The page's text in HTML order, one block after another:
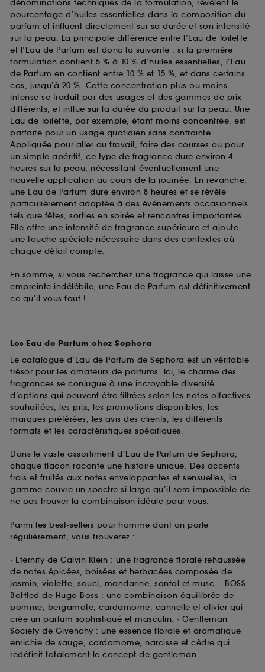
dénominations techniques de la formulation, révèlent le
pourcentage d’huiles essentielles dans la composition du
parfum et influent directement sur sa durée et son intensité
sur la peau. La principale différence entre l’Eau de Toilette
et l’Eau de Parfum est donc la suivante : si la première
formulation contient 5 % à 10 % d’huiles essentielles, l’Eau
de Parfum en contient entre 10 % et 15 %, et dans certains
cas, jusqu’à 20 %. Cette concentration plus ou moins
intense se traduit par des usages et des gammes de prix
différents, et influe sur la durée du produit sur la peau. Une
Eau de Toilette, par exemple, étant moins concentrée, est
parfaite pour un usage quotidien sans contrainte.
Appliquée pour aller au travail, faire des courses ou pour
un simple apéritif, ce type de fragrance dure environ 4
heures sur la peau, nécessitant éventuellement une
nouvelle application au cours de la journée. En revanche,
une Eau de Parfum dure environ 8 heures et se révèle
particulièrement adaptée à des événements occasionnels
tels que fêtes, sorties en soirée et rencontres importantes.
Elle offre une intensité de fragrance supérieure et ajoute
une touche spéciale nécessaire dans des contextes où
chaque détail compte.
En somme, si vous recherchez une fragrance qui laisse une
empreinte indélébile, une Eau de Parfum est définitivement
ce qu’il vous faut !
Les Eau de Parfum chez Sephora
Le catalogue d’Eau de Parfum de Sephora est un véritable
trésor pour les amateurs de parfums. Ici, le charme des
fragrances se conjugue à une incroyable diversité
d’options qui peuvent être filtrées selon les notes olfactives
souhaitées, les prix, les promotions disponibles, les
marques préférées, les avis des clients, les différents
formats et les caractéristiques spécifiques.
Dans le vaste assortiment d’Eau de Parfum de Sephora,
chaque flacon raconte une histoire unique. Des accents
frais et fruités aux notes enveloppantes et sensuelles, la
gamme couvre un spectre si large qu’il sera impossible de
ne pas trouver la combinaison idéale pour vous.
Parmi les best-sellers pour homme dont on parle
régulièrement, vous trouverez :
· Eternity de Calvin Klein : une fragrance florale rehaussée
de notes épicées, boisées et herbacées composée de
jasmin, violette, souci, mandarine, santal et musc. · BOSS
Bottled de Hugo Boss : une combinaison équilibrée de
pomme, bergamote, cardamome, cannelle et olivier qui
crée un parfum sophistiqué et masculin. · Gentleman
Society de Givenchy : une essence florale et aromatique
enrichie de sauge, cardamome, narcisse et cèdre qui
redéfinit totalement le concept de gentleman.
certaines fonctionnalités du site, tel que les
cookies d’authentification qui sont utilisés afin de
vous faire bénéficier de l’authentification
prolongée vous permettant d’accéder à votre
compte lors de votre prochaine visite sur le site
sans saisir à nouveau votre identifiant et mot de
passe.
A l'exception des cookies techniques, le dépôt et la
lecture de ces traceurs requiert votre accord. Vous
pouvez personnaliser vos choix concernant le dépôt
de ces cookies grâce au bouton "personnaliser mes
choix" ci-dessous ou décider de "tout accepter".
Sephora pourra associer les informations de
navigation collectées par ces Cookies, pour les
finalités acceptées, avec les données personnelles
collectées ou générées lors de votre activité en ligne
ou en magasin. Pour refuser tous les cookies, cliques
sur "continuer sans accepter". Voous pouvez à tout
moment choisir de retirer votrte consentement. Si vous
souhaitez obtenir plus d'information sur les cookies